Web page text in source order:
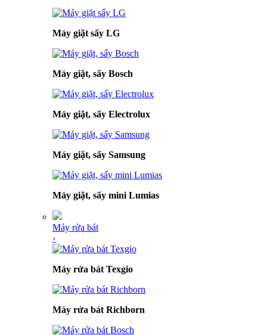
Máy giặt sấy LG
Máy giặt, sấy Bosch
Máy giặt, sấy Electrolux
Máy giặt, sấy Samsung
Máy giặt, sấy mini Lumias
Máy rửa bát
›
Máy rửa bát Texgio
Máy rửa bát Richborn